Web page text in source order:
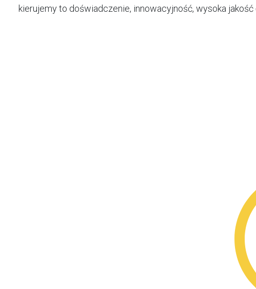
kierujemy to doświadczenie, innowacyjność, wysoka